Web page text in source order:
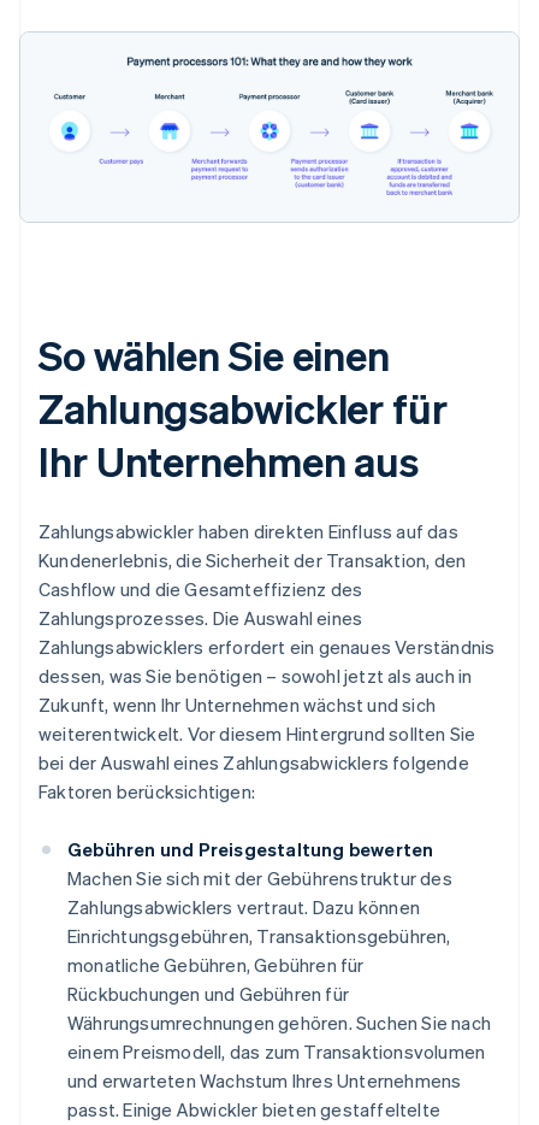
So wählen Sie einen
Zahlungsabwickler für
Ihr Unternehmen aus
Zahlungsabwickler haben direkten Einfluss auf das
Kundenerlebnis, die Sicherheit der Transaktion, den
Cashflow und die Gesamteffizienz des
Zahlungsprozesses. Die Auswahl eines
Zahlungsabwicklers erfordert ein genaues Verständnis
dessen, was Sie benötigen – sowohl jetzt als auch in
Zukunft, wenn Ihr Unternehmen wächst und sich
weiterentwickelt. Vor diesem Hintergrund sollten Sie
bei der Auswahl eines Zahlungsabwicklers folgende
Faktoren berücksichtigen:
Gebühren und Preisgestaltung bewerten
Machen Sie sich mit der Gebührenstruktur des
Zahlungsabwicklers vertraut. Dazu können
Einrichtungsgebühren, Transaktionsgebühren,
monatliche Gebühren, Gebühren für
Rückbuchungen und Gebühren für
Währungsumrechnungen gehören. Suchen Sie nach
einem Preismodell, das zum Transaktionsvolumen
und erwarteten Wachstum Ihres Unternehmens
passt. Einige Abwickler bieten gestaffeltelte